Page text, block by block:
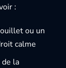
:
ou un
calme
de la